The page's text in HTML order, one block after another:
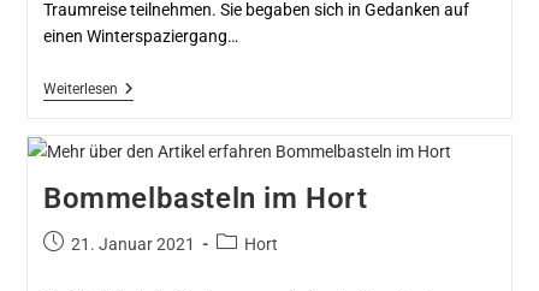
Traumreise teilnehmen. Sie begaben sich in Gedanken auf
einen Winterspaziergang…
Weiterlesen
Bommelbasteln im Hort
21. Januar 2021 Hort